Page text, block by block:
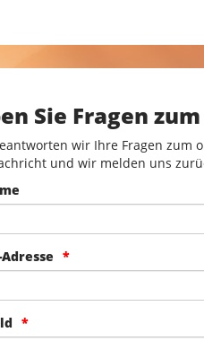
Sie Fragen
wir Ihre Fragen zum
und wir melden uns